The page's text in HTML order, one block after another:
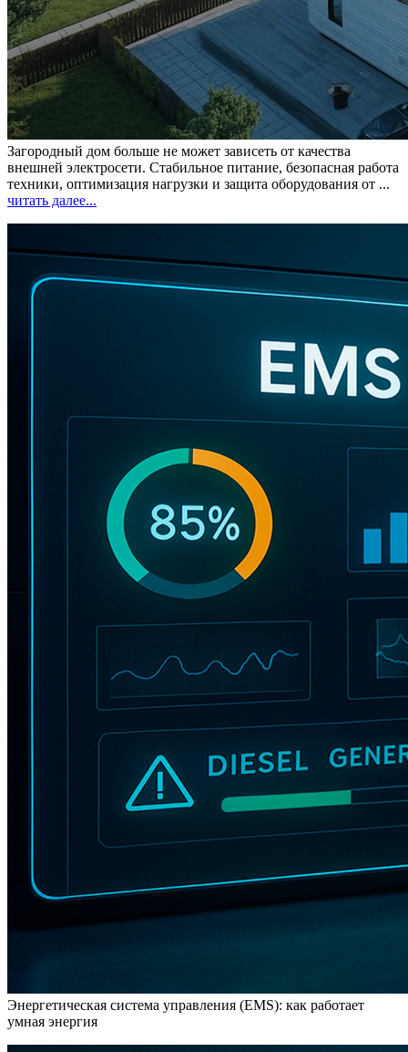
Загородный дом больше не может зависеть от качества
внешней электросети. Стабильное питание, безопасная работа
техники, оптимизация нагрузки и защита оборудования от ...
читать далее...
Энергетическая система управления (EMS): как работает
умная энергия